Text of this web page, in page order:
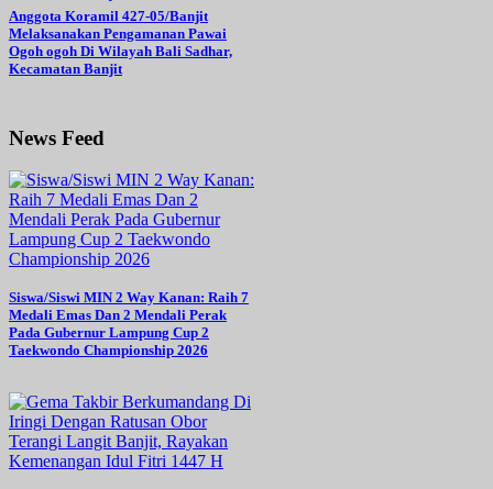
Anggota Koramil 427-05/Banjit
Melaksanakan Pengamanan Pawai
Ogoh ogoh Di Wilayah Bali Sadhar,
Kecamatan Banjit
News Feed
Siswa/Siswi MIN 2 Way Kanan: Raih 7
Medali Emas Dan 2 Mendali Perak
Pada Gubernur Lampung Cup 2
Taekwondo Championship 2026